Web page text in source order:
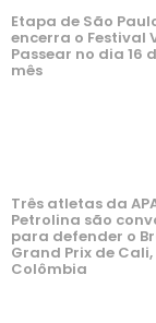
Etapa de São
encerra o Festival
Passear no dia 16
mês
Três atletas da
Petrolina são
para defender o
Grand Prix de
Colômbia